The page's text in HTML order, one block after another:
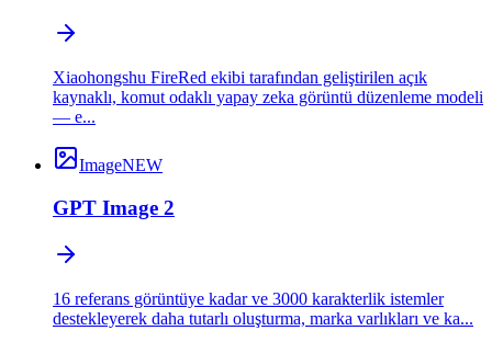
Xiaohongshu FireRed ekibi tarafından geliştirilen açık
kaynaklı, komut odaklı yapay zeka görüntü düzenleme modeli
— e...
ImageNEW
GPT Image 2
16 referans görüntüye kadar ve 3000 karakterlik istemler
destekleyerek daha tutarlı oluşturma, marka varlıkları ve ka...